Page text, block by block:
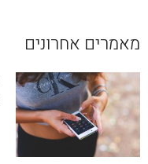
מאמרים אחרונים